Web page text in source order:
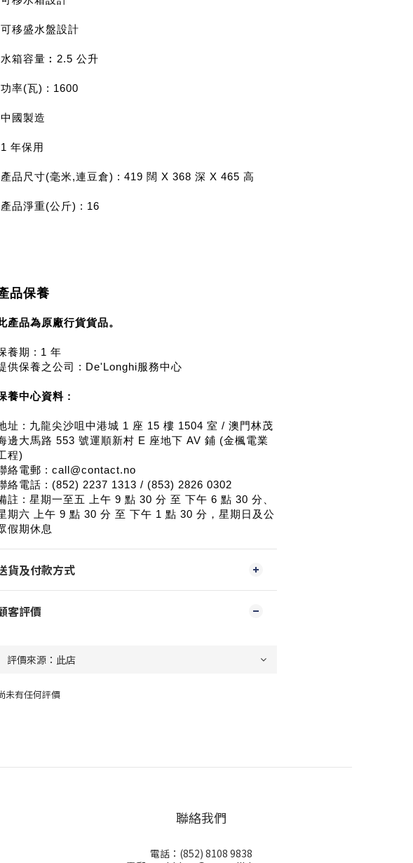
移盛水盤設計
箱容量︰2.5 公升
率(瓦) : 1600
國製造
年保用
品尺寸(毫米,連豆倉) : 419 闊 X 368 深 X 465 高
品淨重(公斤) : 16
品保養
產品為原廠行貨貨品。
養期 : 1 年
供保養之公司 : De'Longhi服務中心
養中心資料 :
址 : 九龍尖沙咀中港城 1 座 15 樓 1504 室 / 澳門林茂
邊大馬路 553 號運順新村 E 座地下 AV 鋪 (金楓電業
程)
絡電郵 : call@contact.no
絡電話 : (852) 2237 1313 / (853) 2826 0302
註 : 星期一至五 上午 9 點 30 分 至 下午 6 點 30 分、
期六 上午 9 點 30 分 至 下午 1 點 30 分，星期日及公
假期休息
貨及付款方式
客評價
未有任何評價
聯絡我們
電話：(852) 8108 9838